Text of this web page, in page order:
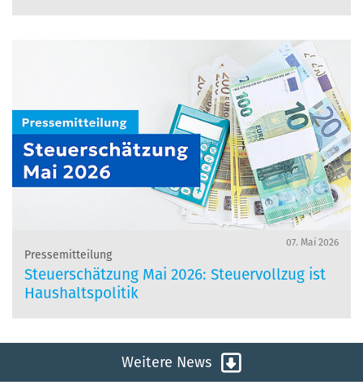
07. Mai 2026
Pressemitteilung
Steuerschätzung Mai 2026: Steuervollzug ist
Haushaltspolitik
Weitere News